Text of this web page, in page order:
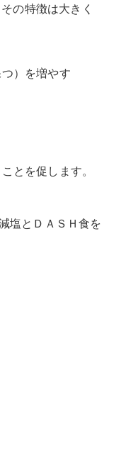
の特徴は大きく
）を増やす
とを促します。
塩とＤＡＳＨ食を